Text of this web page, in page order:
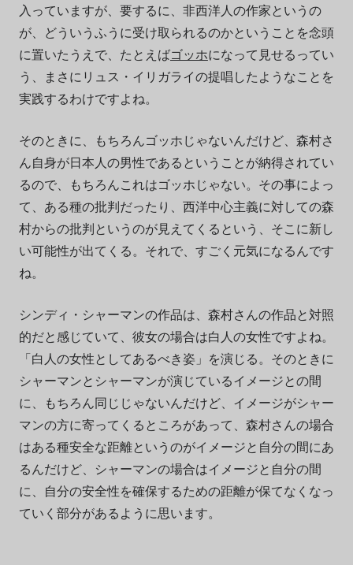
入っていますが、要するに、非西洋人の作家というの
が、どういうふうに受け取られるのかということを念頭
に置いたうえで、たとえばゴッホになって見せるってい
う、まさにリュス・イリガライの提唱したようなことを
実践するわけですよね。
そのときに、もちろんゴッホじゃないんだけど、森村さ
ん自身が日本人の男性であるということが納得されてい
るので、もちろんこれはゴッホじゃない。その事によっ
て、ある種の批判だったり、西洋中心主義に対しての森
村からの批判というのが見えてくるという、そこに新し
い可能性が出てくる。それで、すごく元気になるんです
ね。
シンディ・シャーマンの作品は、森村さんの作品と対照
的だと感じていて、彼女の場合は白人の女性ですよね。
「白人の女性としてあるべき姿」を演じる。そのときに
シャーマンとシャーマンが演じているイメージとの間
に、もちろん同じじゃないんだけど、イメージがシャー
マンの方に寄ってくるところがあって、森村さんの場合
はある種安全な距離というのがイメージと自分の間にあ
るんだけど、シャーマンの場合はイメージと自分の間
に、自分の安全性を確保するための距離が保てなくなっ
ていく部分があるように思います。